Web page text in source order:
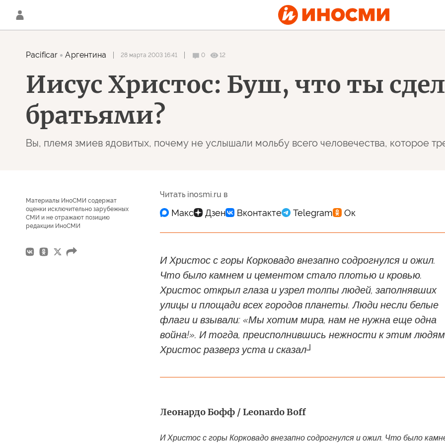
Pacificar Аргентина 28 марта 2003 16:41 0 12
Иисус Христос: Буш, что ты
братьями?
Вы, племя змиев ядовитых, почему не услышали мольбу всего человечества, которое
Материалы ИноСМИ содержат
оценки исключительно зарубежных
СМИ и не отражают позицию
редакции ИноСМИ
Читать inosmi.ru в
И Христос с горы Корковадо внезапно содрогнулся и ожил.
Что было камнем и цементом стало плотью и кровью.
Христос открыл глаза и узрел толпы людей, заполнявших
улицы и площади всех городов планеты. Люди несли белые
флаги и взывали: «Мы хотим мира, нам не нужна еще одна
война!». И тогда, преисполнившись нежности к этим
Христос разверз уста и сказал┘
Леонардо Бофф / Leonardo Boff
И Христос с горы Корковадо внезапно содрогнулся и ожил. Что было